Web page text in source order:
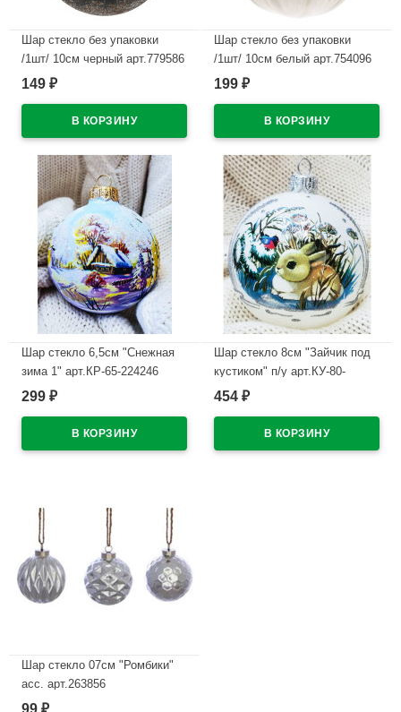
Шар стекло без упаковки
/1шт/ 10см черный арт.779586
В наличии
149 ₽
Шар стекло без упаковки
/1шт/ 10см белый арт.754096
В наличии
199 ₽
Шар стекло 6,5см "Снежная
зима 1" арт.КР-65-224246
В наличии
299 ₽
Шар стекло 8см "Зайчик под
кустиком" п/у арт.КУ-80-
224025
454 ₽
Шар стекло 07см "Ромбики"
асс. арт.263856
₽